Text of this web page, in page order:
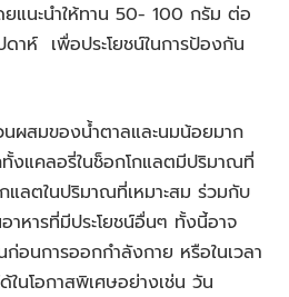
แนะนำให้ทาน 50- 100 กรัม ต่อ
าห์ เพื่อประโยชน์ในการป้องกัน
ผสมของน้ำตาลและนมน้อยมาก
ทั้งแคลอรี่ในช็อกโกแลตมีปริมาณที่
ลตในปริมาณที่เหมาะสม ร่วมกับ
าหารที่มีประโยชน์อื่นๆ ทั้งนี้อาจ
อนการออกกำลังกาย หรือในเวลา
ในโอกาสพิเศษอย่างเช่น วัน